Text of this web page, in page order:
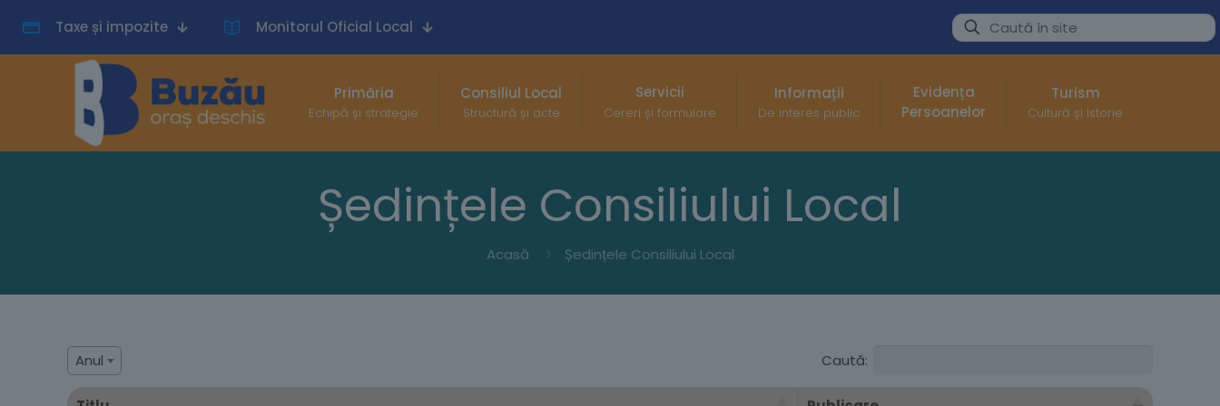
Taxe și impozite Monitorul Oficial Local
Primăria
Echipă și strategie
Consiliul Local
Structură și acte
Servicii
Cereri și formulare
Informații
De interes public
Evidența
Persoanelor
Turism
Cultură și Istorie
Ședințele Consiliului Local
Acasă Ședințele Consiliului Local
Anul Caută: